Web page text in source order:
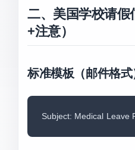
二、美国学校请假
+注意）
标准模板（邮件格式
Subject: Medical Leave